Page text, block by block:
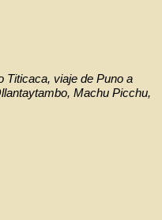
Titicaca, viaje de Puno a
Machu Picchu,